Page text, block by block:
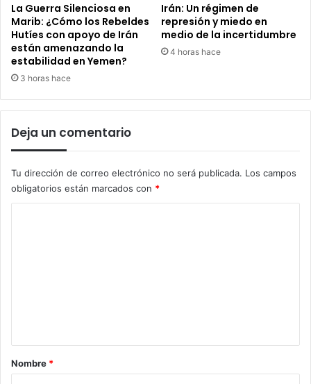
La Guerra Silenciosa en
Marib: ¿Cómo los Rebeldes
Hutíes con apoyo de Irán
están amenazando la
estabilidad en Yemen?
3 horas hace
Irán: Un régimen de
represión y miedo en
medio de la incertidumbre
4 horas hace
Deja un comentario
Tu dirección de correo electrónico no será publicada. Los campos
obligatorios están marcados con *
rNombre *